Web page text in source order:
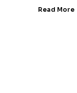
Read More